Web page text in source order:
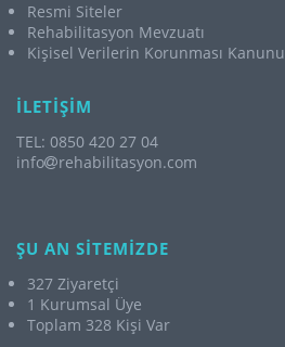
Resmi Siteler
Rehabilitasyon Mevzuatı
Kişisel Verilerin Korunması Kanunu
İLETİŞİM
TEL: 0850 420 27 04
info
rehabilitasyon.com
ŞU AN SİTEMİZDE
327 Ziyaretçi
1 Kurumsal Üye
Toplam 328 Kişi Var